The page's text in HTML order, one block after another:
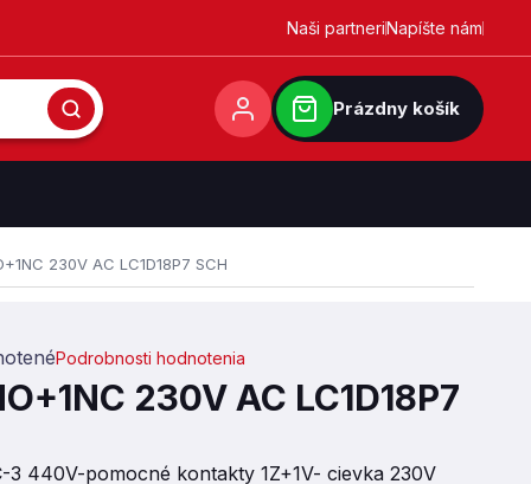
Naši partneriNapíšte nám
Prázdny košík
230V AC LC1D18P7 SCH
0,0 z 5 hviezdičiek.
Podrobnosti hodnotenia
230V AC LC1D18P7
3 440V-pomocné kontakty 1Z+1V- cievka 230V